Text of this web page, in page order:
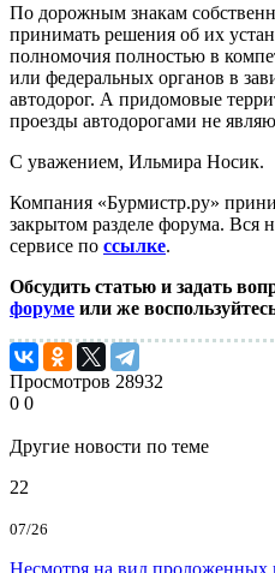
По дорожным знакам
принимать решения об их
полномочия полностью в
или федеральных органов в
автодорог. А придомовые
проезды автодорогами не
С уважением, Ильмира Носик.
Компания «Бурмистр.ру»
закрытом разделе форума. Вся
сервисе по ссылке.
Обсудить статью и задать
форуме или же
Просмотров 28932
0 0
Другие новости по теме
22
07/26
Несмотря на вид проложенных